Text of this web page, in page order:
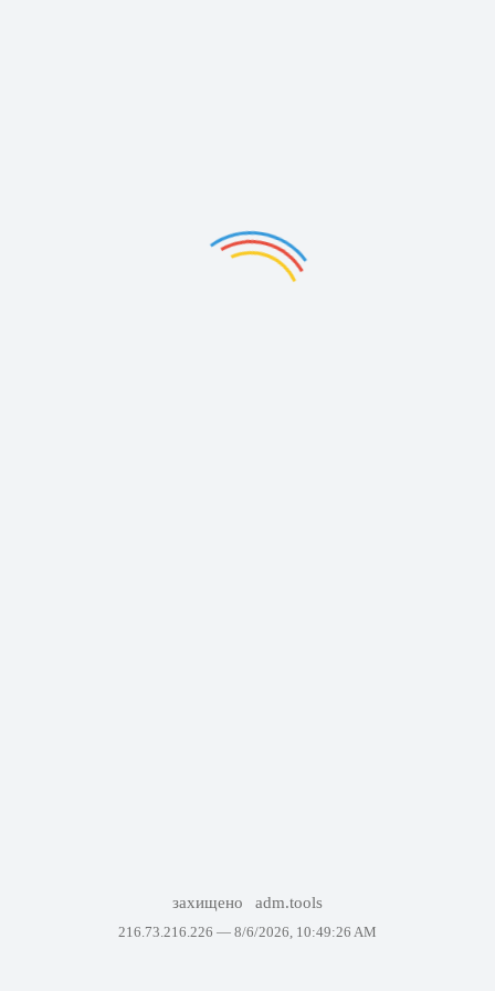
захищено adm.tools
216.73.216.226 — 8/6/2026, 10:49:26 AM